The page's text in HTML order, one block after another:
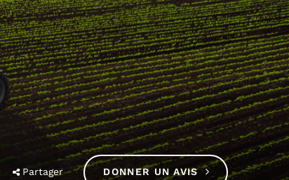
Partager DONNER UN AVIS